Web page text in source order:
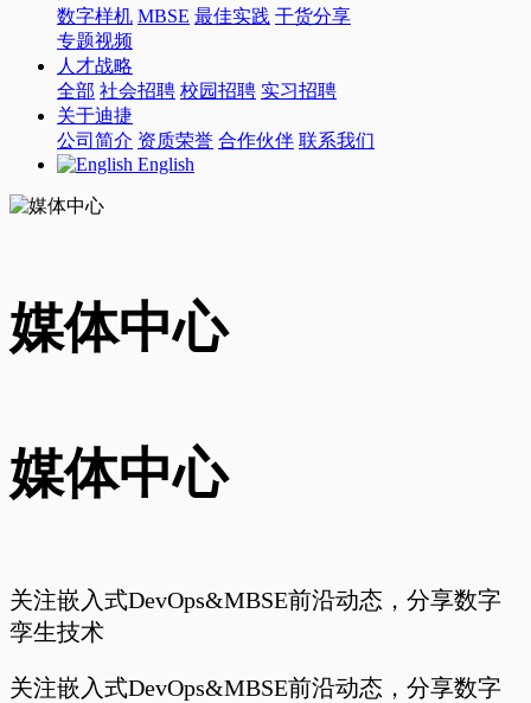
数字样机 MBSE 最佳实践 干货分享
专题视频
人才战略
全部 社会招聘 校园招聘 实习招聘
关于迪捷
公司简介 资质荣誉 合作伙伴 联系我们
English
媒体中心
媒体中心
关注嵌入式DevOps&MBSE前沿动态，分享数字
孪生技术
关注嵌入式DevOps&MBSE前沿动态，分享数字